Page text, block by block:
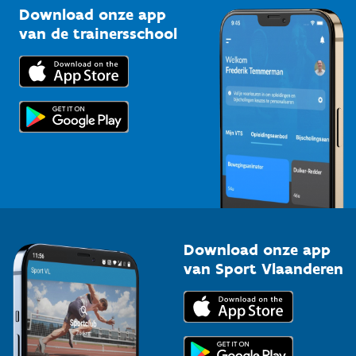
Bedrijven
Trainers en begeleiders
Topsporters
Kennisplatform
Downloads
Voor de pers
Download onze app
van de trainersschool
Download onze app
van Sport Vlaanderen